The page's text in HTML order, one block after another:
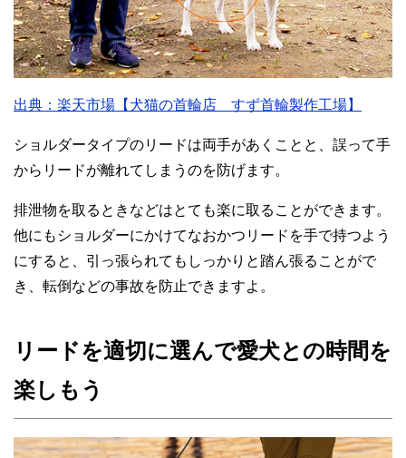
出典：楽天市場【犬猫の首輪店 すず首輪製作工場】
ショルダータイプのリードは両手があくことと、誤って手
からリードが離れてしまうのを防げます。
排泄物を取るときなどはとても楽に取ることができます。
他にもショルダーにかけてなおかつリードを手で持つよう
にすると、引っ張られてもしっかりと踏ん張ることがで
き、転倒などの事故を防止できますよ。
リードを適切に選んで愛犬との時間を
楽しもう